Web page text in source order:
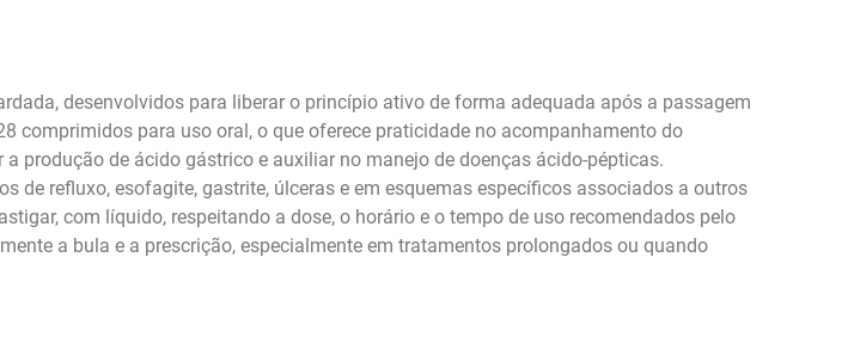
desenvolvidos para liberar o princípio ativo de forma adequada após a passagem
comprimidos para uso oral, o que oferece praticidade no acompanhamento do
produção de ácido gástrico e auxiliar no manejo de doenças ácido-pépticas.
de refluxo, esofagite, gastrite, úlceras e em esquemas específicos associados a outros
com líquido, respeitando a dose, o horário e o tempo de uso recomendados pelo
a bula e a prescrição, especialmente em tratamentos prolongados ou quando